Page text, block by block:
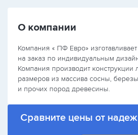
О компании
Компания « ПФ Евро»
на заказ по индивидуальным
Компания производит
размеров из массива сосны,
и прочих пород древесины.
Сравните цены от